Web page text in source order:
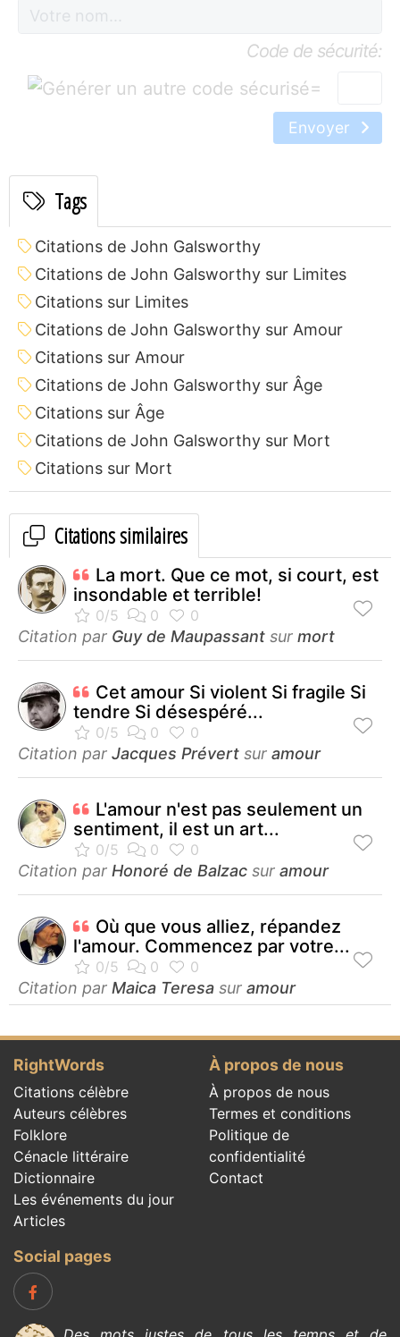
Code de sécurité:
=
Envoyer
Tags
Citations de John Galsworthy
Citations de John Galsworthy sur Limites
Citations sur Limites
Citations de John Galsworthy sur Amour
Citations sur Amour
Citations de John Galsworthy sur Âge
Citations sur Âge
Citations de John Galsworthy sur Mort
Citations sur Mort
Citations similaires
La mort. Que ce mot, si court, est
insondable et terrible!
Citation par Guy de Maupassant sur mort
Cet amour Si violent Si fragile Si
tendre Si désespéré...
Citation par Jacques Prévert sur amour
L'amour n'est pas seulement un
sentiment, il est un art...
Citation par Honoré de Balzac sur amour
Où que vous alliez, répandez
l'amour. Commencez par votre...
Citation par Maica Teresa sur amour
RightWords
Citations célèbre
Auteurs célèbres
Folklore
Cénacle littéraire
Dictionnaire
Les événements du jour
Articles
À propos de nous
À propos de nous
Termes et conditions
Politique de
confidentialité
Contact
Social pages